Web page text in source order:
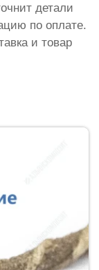
детали
по оплате.
и товар